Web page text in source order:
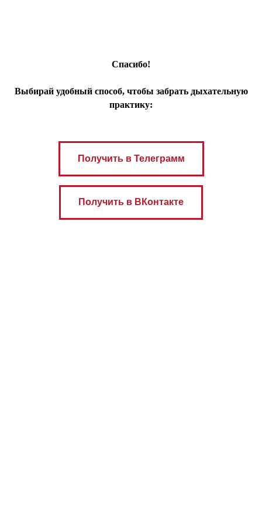
Спасибо!
Выбирай удобный способ, чтобы забрать дыхательную
практику:
Получить в Телеграмм
Получить в ВКонтакте